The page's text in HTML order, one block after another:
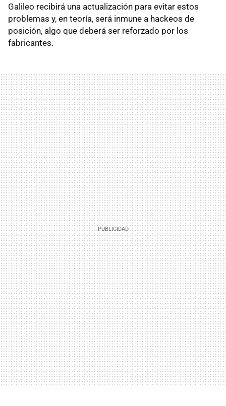
Galileo recibirá una actualización para evitar estos
problemas y, en teoría, será inmune a hackeos de
posición, algo que deberá ser reforzado por los
fabricantes.